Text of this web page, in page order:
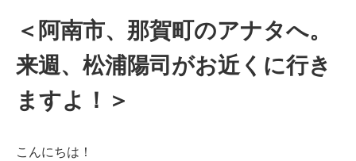
＜阿南市、那賀町のアナタへ。
来週、松浦陽司がお近くに行き
ますよ！＞
こんにちは！